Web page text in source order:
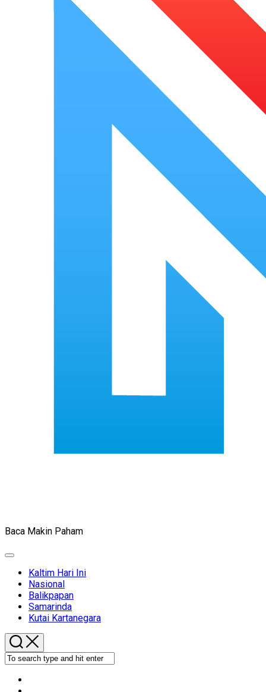
Baca Makin Paham
Expand
Current
Page
Parent
Kaltim Hari Ini
Nasional
Balikpapan
Samarinda
Kutai Kartanegara